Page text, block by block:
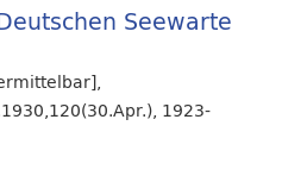
Seewarte
1923-